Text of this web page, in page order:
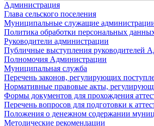
Администрация
Глава сельского поселения
Муниципальные служащие
Политика обработки персональных
Руководители администрации
Публичные выступления руководителей
Полномочия Администрации
Муниципальная служба
Перечень законов, регулирующих
Нормативные правовые акты,
Формы документов для прохождения
Перечень вопросов для подготовки к
Положения о денежном содержании
Методические рекомендации